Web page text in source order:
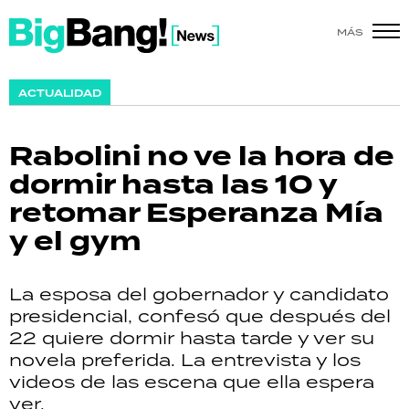
MÁS
ACTUALIDAD
Rabolini no ve la hora de
dormir hasta las 10 y
retomar Esperanza Mía
y el gym
La esposa del gobernador y candidato
presidencial, confesó que después del
22 quiere dormir hasta tarde y ver su
novela preferida. La entrevista y los
videos de las escena que ella espera
ver.
SHOW
ACTUALIDAD
POLICIALES
ECONOMÍA
GRAN HERMANO
SALUD
DEPORTES